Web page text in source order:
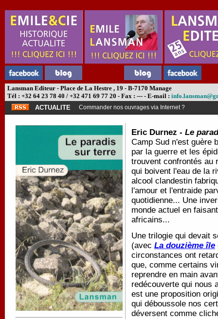
Lansman Editeur - Place de La Hestre , 19 - B-7170 Manage
Tél : +32 64 23 78 40 / +32 471 69 77 20 - Fax : --- - E-mail :
ACTUALITE
Commander nos ouvrages via Internet ?
Eric Durnez - Le
Camp Sud n'est guère
par la guerre et les
trouvent confrontés au
qui boivent l'eau de la
alcool clandestin
l'amour et l'entraide
quotidienne... Une
monde actuel en
africains...
Une trilogie qui devait
(avec La douzième île
circonstances ont
que, comme certains
reprendre en main
redécouverte qui nous
est une proposition
qui déboussole nos
déversent comme